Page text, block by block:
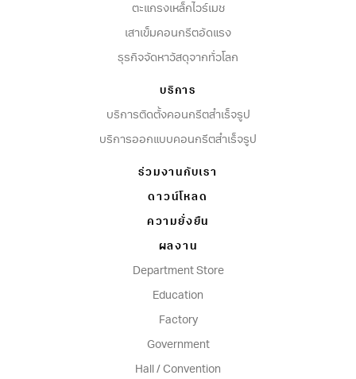
ตะแกรงเหล็กไวร์เมช
เสาเข็มคอนกรีตอัดแรง
ธุรกิจจัดหาวัสดุจากทั่วโลก
บริการ
บริการติดตั้งคอนกรีตสำเร็จรูป
บริการออกแบบคอนกรีตสำเร็จรูป
ร่วมงานกับเรา
ดาวน์โหลด
ความยั่งยืน
ผลงาน
Department Store
Education
Factory
Government
Hall / Convention